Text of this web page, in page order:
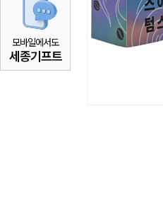
모바일에서도
세종기프트